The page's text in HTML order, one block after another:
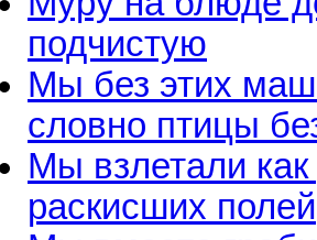
подчистую
Мы без этих
словно птицы
Мы взлетали как
раскисших полей